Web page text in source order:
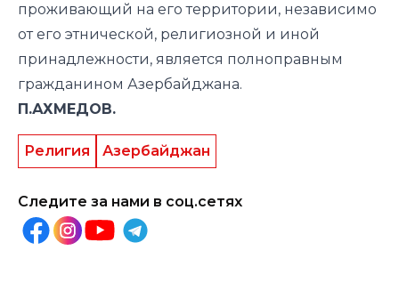
проживающий на его территории, независимо
от его этнической, религиозной и иной
принадлежности, является полноправным
гражданином Азербайджана.
П.АХМЕДОВ.
Религия Азербайджан
Следите за нами в соц.сетях